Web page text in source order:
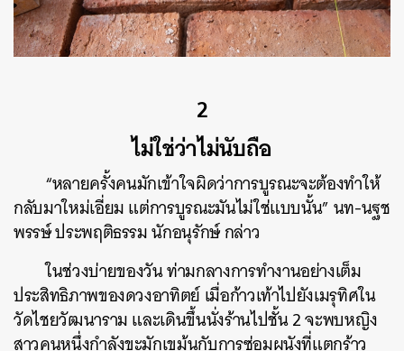
2
ไม่ใช่ว่าไม่นับถือ
“หลายครั้งคนมักเข้าใจผิดว่าการบูรณะจะต้องทำให้
กลับมาใหม่เอี่ยม แต่การบูรณะมันไม่ใช่แบบนั้น” นท-นฐช
พรรษ์ ประพฤติธรรม นักอนุรักษ์ กล่าว
ในช่วงบ่ายของวัน ท่ามกลางการทำงานอย่างเต็ม
ประสิทธิภาพของดวงอาทิตย์ เมื่อก้าวเท้าไปยังเมรุทิศใน
วัดไชยวัฒนาราม และเดินขึ้นนั่งร้านไปชั้น 2 จะพบหญิง
สาวคนหนึ่งกำลังขะมักเขม้นกับการซ่อมผนังที่แตกร้าว